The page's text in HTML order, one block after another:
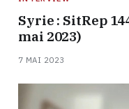
Syrie : SitRep
mai 2023)
7 MAI 2023